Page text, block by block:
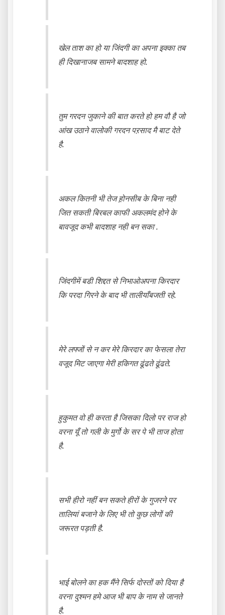
खेल ताश का हो या जिंदगी का अपना इक्का तब
ही दिखानाजब सामने बादशाह हो.
तुम गरदन जुकाने की बात करते हो हम वौ है जो
आंख उठाने वालोकी गरदन पऱसाद मै बाट देते
है.
अकल कितनी भी तेज ह़ोनसीब के बिना नही
जित सकती बिरबल काफी अकलमंद होने के
बावजूद कभी बादशाह नही बन सका .
जिंदगीमें बडी शिद्दत से निभाओअपना किरदार
कि परदा गिरने के बाद भी तालीयाँबजती रहे.
मेरे लफ्जों से न कर मेरे किरदार का फेसला तेरा
वजूद मिट जाएगा मेरी हकिगत ढूंढते ढूंढते.
हुकुमत वो ही करता है जिसका दिलो पर राज हो
वरना यूँ तो गली के मुर्गो के सर पे भी ताज होता
है.
सभी हीरो नहीं बन सकते हीरों के गुजरने पर
तालियां बजाने के लिए भी तो कुछ लोगों की
जरूरत पड़ती है.
भाई बोलने का हक मैंने सिर्फ दोस्तों को दिया है
वरना दुश्मन हमे आज भी बाप के नाम से जानते
है.